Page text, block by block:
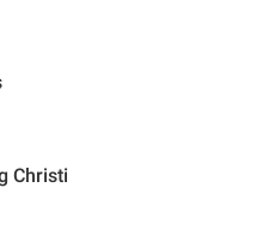
Christi